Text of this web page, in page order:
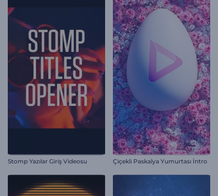
Stomp Yazılar Giriş Videosu Çiçekli Paskalya Yumurtası İntro